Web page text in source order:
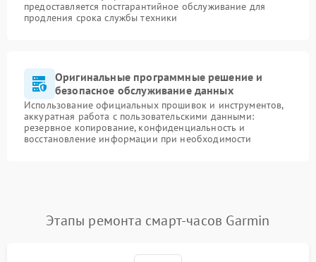
предоставляется постгарантийное обслуживание для
продления срока службы техники
Оригинальные программные решение и
безопасное обслуживание данных
Использование официальных прошивок и инструментов,
аккуратная работа с пользовательскими данными:
резервное копирование, конфиденциальность и
восстановление информации при необходимости
Этапы ремонта смарт-часов Garmin